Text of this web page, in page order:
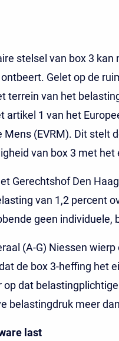
stelsel van box 3
Gelet op de
terrein van het
artikel 1 van het
Mens (EVRM). Dit stelt
van box 3 met
Gerechtshof Den
van 1,2 percent
geen individuele,
(A-G) Niessen
de box 3-heffing het
op dat
belastingdruk meer
last